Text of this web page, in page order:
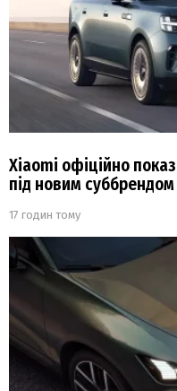
Xiaomi офіційно
під новим суббрендом
17 годин тому